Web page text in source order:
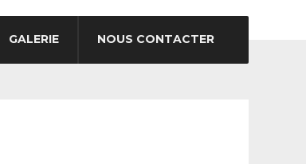
GALERIE NOUS CONTACTER